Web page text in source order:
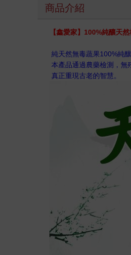
商品介紹
【鑫愛家】100%純釀天
純天然無毒蔬果100%純釀
本產品通過農藥檢測，無
真正重現古老的智慧。